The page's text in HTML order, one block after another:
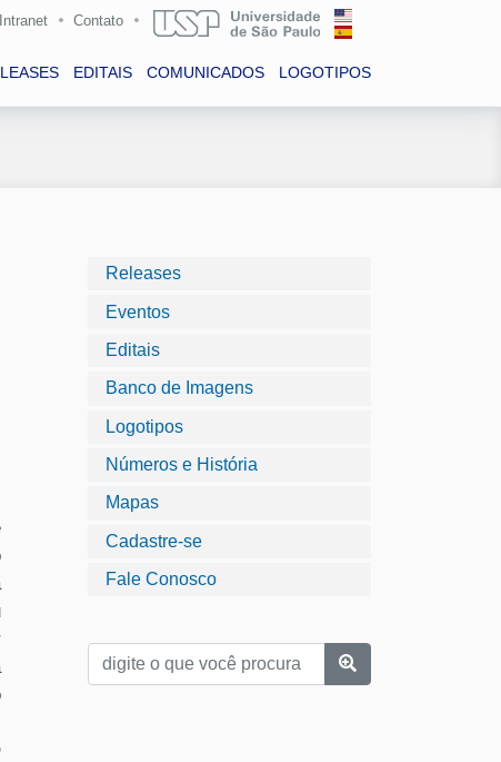
Intranet Contato
EDITAIS COMUNICADOS LOGOTIPOS
Releases
Eventos
Editais
Banco de Imagens
Logotipos
Números e História
Mapas
Cadastre-se
Fale Conosco